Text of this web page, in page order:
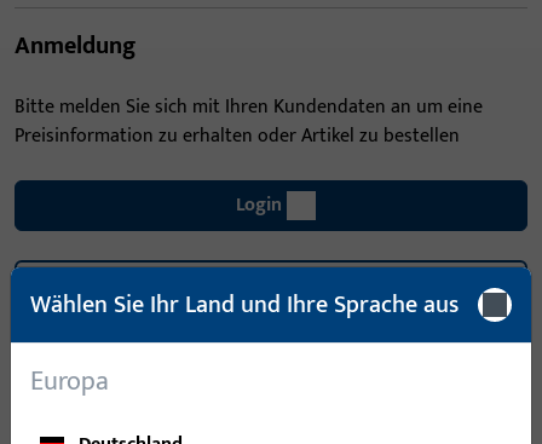
Anmeldung
Bitte melden Sie sich mit Ihren Kundendaten an um eine
Preisinformation zu erhalten oder Artikel zu bestellen
Login
Account erstellen
Produktbeschreibung
Wählen Sie Ihr Land und Ihre Sprache aus
Europa